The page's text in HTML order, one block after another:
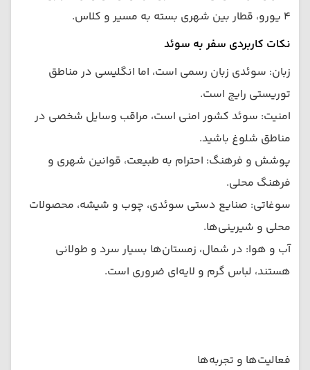
۴ یورو، قطار بین شهری بسته به مسیر و کلاس.
نکات کاربردی سفر به سوئد
زبان: سوئدی زبان رسمی است، اما انگلیسی در مناطق
توریستی رایج است.
امنیت: سوئد کشور امنی است، مراقب وسایل شخصی در
مناطق شلوغ باشید.
پوشش و فرهنگ: احترام به طبیعت، قوانین شهری و
فرهنگ محلی.
سوغاتی: صنایع دستی سوئدی، چوب و شیشه، محصولات
محلی و شیرینی‌ها.
آب و هوا: در شمال، زمستان‌ها بسیار سرد و طولانی
هستند، لباس گرم و لایه‌ای ضروری است.
فعالیت‌ها و تجربه‌ها